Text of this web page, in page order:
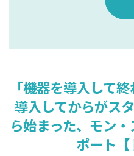
「機器を導入して
導入してからがス
ら始まった、モン
ポート【